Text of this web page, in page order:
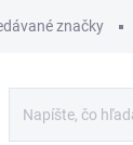
značky